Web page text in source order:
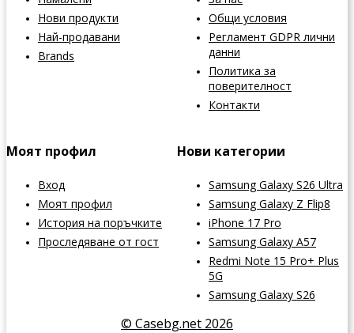
Нови продукти
Най-продавани
Brands
Общи условия
Регламент GDPR лични
данни
Политика за
поверителност
Контакти
Моят профил
Вход
Моят профил
История на поръчките
Проследяване от гост
Нови категории
Samsung Galaxy S26 Ultra
Samsung Galaxy Z Flip8
iPhone 17 Pro
Samsung Galaxy A57
Redmi Note 15 Pro+ Plus
5G
Samsung Galaxy S26
© Casebg.net 2026